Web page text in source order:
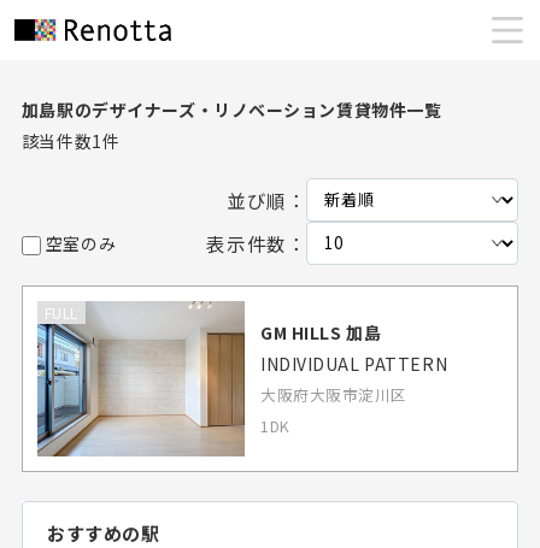
加島駅のデザイナーズ・リノベーション賃貸物件一覧
該当件数1件
並び順：
空室のみ 表示件数：
FULL
GM HILLS 加島
INDIVIDUAL PATTERN
大阪府大阪市淀川区
1DK
おすすめの駅